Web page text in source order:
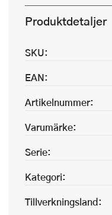
Produktdetaljer
SKU:
EAN:
Artikelnummer:
Varumärke:
Serie:
Kategori:
Tillverkningsland: